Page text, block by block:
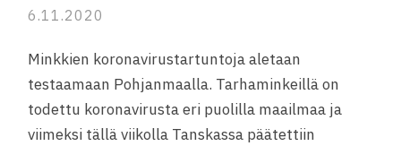
6.11.2020
Minkkien koronavirustartuntoja aletaan
testaamaan Pohjanmaalla. Tarhaminkeillä on
todettu koronavirusta eri puolilla maailmaa ja
viimeksi tällä viikolla Tanskassa päätettiin